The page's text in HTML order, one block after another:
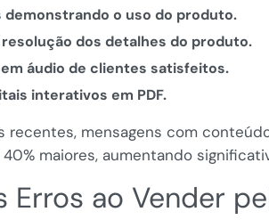
o uso do produto.
dos detalhes do produto.
áudio de clientes satisfeitos.
interativos em PDF.
recentes, mensagens com
maiores, aumentando
Erros ao Vender